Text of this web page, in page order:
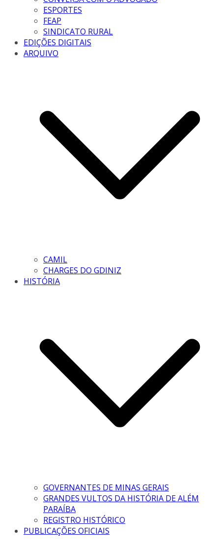
ESPORTES
FEAP
SINDICATO RURAL
EDIÇÕES DIGITAIS
ARQUIVO
CAMIL
CHARGES DO GDINIZ
HISTÓRIA
GOVERNANTES DE MINAS GERAIS
GRANDES VULTOS DA HISTÓRIA DE ALÉM
PARAÍBA
REGISTRO HISTÓRICO
PUBLICAÇÕES OFICIAIS